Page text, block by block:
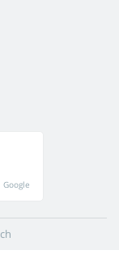
Google